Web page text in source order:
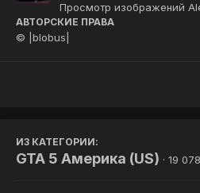
Просмотр изображений
АВТОРСКИЕ ПРАВА
© |blobus|
ИЗ КАТЕГОРИИ:
GTA 5 Америка (US) · 19